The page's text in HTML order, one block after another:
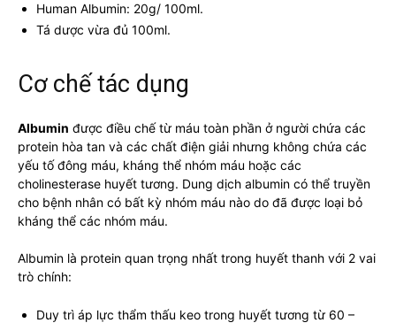
Human Albumin: 20g/ 100ml.
Tá dược vừa đủ 100ml.
Cơ chế tác dụng
Albumin được điều chế từ máu toàn phần ở người chứa các
protein hòa tan và các chất điện giải nhưng không chứa các
yếu tố đông máu, kháng thể nhóm máu hoặc các
cholinesterase huyết tương. Dung dịch albumin có thể truyền
cho bệnh nhân có bất kỳ nhóm máu nào do đã được loại bỏ
kháng thể các nhóm máu.
Albumin là protein quan trọng nhất trong huyết thanh với 2 vai
trò chính:
Duy trì áp lực thẩm thấu keo trong huyết tương từ 60 –